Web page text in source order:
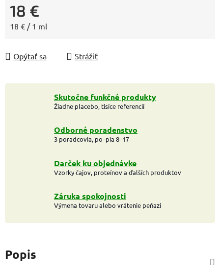
18 €
Jednotková cena:
18 € / 1 ml
Opýtať sa Strážiť
Skutočne funkčné produkty
Žiadne placebo, tisíce referencií
Odborné poradenstvo
3 poradcovia, po–pia 8–17
Darček ku objednávke
Vzorky čajov, proteínov a ďalších produktov
Záruka spokojnosti
Výmena tovaru alebo vrátenie peňazí
Popis